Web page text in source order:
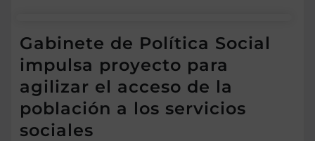
Gabinete de Política Social
impulsa proyecto para
agilizar el acceso de la
población a los servicios
sociales